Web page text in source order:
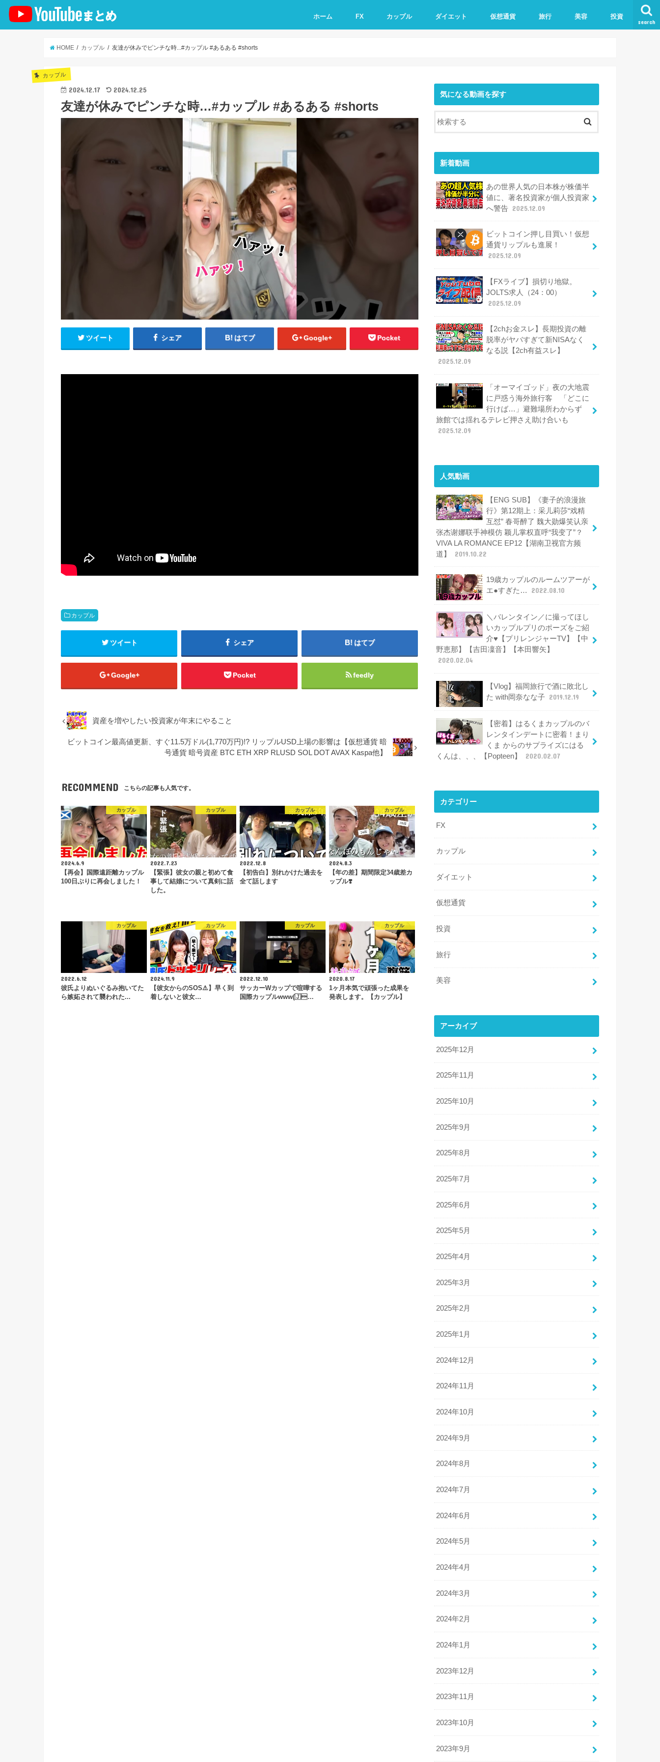
search
ホーム FX カップル ダイエット 仮想通貨 旅行 美容 投資
HOME カップル 友達が休みでピンチな時...#カップル #あるある #shorts
カップル
2024.12.17 2024.12.25
友達が休みでピンチな時…#カップル #あるある #shorts
ツイート シェア はてブ Google+ Pocket
カップル
ツイート シェア はてブ
Google+ Pocket feedly
資産を増やしたい投資家が年末にやること
ビットコイン最高値更新、すぐ11.5万ドル(1,770万円)!? リップルUSD上場の影響は【仮想通貨 暗
号通貨 暗号資産 BTC ETH XRP RLUSD SOL DOT AVAX Kaspa他】
RECOMMEND こちらの記事も人気です。
カップル
2024.6.9
【再会】国際遠距離カップル
100日ぶりに再会しました！
カップル
2022.7.23
【緊張】彼女の親と初めて食
事して結婚について真剣に話
した。
カップル
2022.12.8
【初告白】別れかけた過去を
全て話します
カップル
2024.8.3
【年の差】期間限定34歳差カ
ップル❣️
カップル
2022.6.12
彼氏よりぬいぐるみ抱いてた
ら嫉妬されて襲われた...
カップル
2024.11.9
【彼女からのSOS⚠️】早く到
着しないと彼女…
カップル
2022.12.10
サッカーWカップで喧嘩する
国際カップルwww(🇯…
カップル
2020.8.17
1ヶ月本気で頑張った成果を
発表します。【カップル】
気になる動画を探す
新着動画
あの世界人気の日本株が株価半
値に、著名投資家が個人投資家
へ警告 2025.12.09
ビットコイン押し目買い！仮想
通貨リップルも進展！
2025.12.09
【FXライブ】損切り地獄。
JOLTS求人（24：00）
2025.12.09
【2chお金スレ】長期投資の離
脱率がヤバすぎて新NISAなく
なる説【2ch有益スレ】
2025.12.09
「オーマイゴッド」夜の大地震
に戸惑う海外旅行客 「どこに
行けば…」避難場所わからず
旅館では揺れるテレビ押さえ助け合いも
2025.12.09
人気動画
【ENG SUB】《妻子的浪漫旅
行》第12期上：采儿莉莎“戏精
互怼” 春哥醉了 魏大勋爆笑认亲
张杰谢娜联手神模仿 颖儿掌权直呼“我变了”？
VIVA LA ROMANCE EP12【湖南卫视官方频
道】
2019.10.22
19歳カップルのルームツアーが
エ●すぎた…
2022.08.10
＼バレンタイン／に撮ってほし
いカップルプリのポーズをご紹
介♥【プリレンジャーTV】【中
野恵那】【吉田凜音】【本田響矢】
2020.02.04
【Vlog】福岡旅行で酒に敗北し
た with岡奈なな子 2019.12.19
【密着】はるくまカップルのバ
レンタインデートに密着！まり
くま からのサプライズにはる
くんは、、、【Popteen】
2020.02.07
カテゴリー
FX
カップル
ダイエット
仮想通貨
投資
旅行
美容
アーカイブ
2025年12月
2025年11月
2025年10月
2025年9月
2025年8月
2025年7月
2025年6月
2025年5月
2025年4月
2025年3月
2025年2月
2025年1月
2024年12月
2024年11月
2024年10月
2024年9月
2024年8月
2024年7月
2024年6月
2024年5月
2024年4月
2024年3月
2024年2月
2024年1月
2023年12月
2023年11月
2023年10月
2023年9月